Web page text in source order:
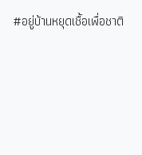
#อยู่บ้านหยุดเชื้อเพื่อชาติ